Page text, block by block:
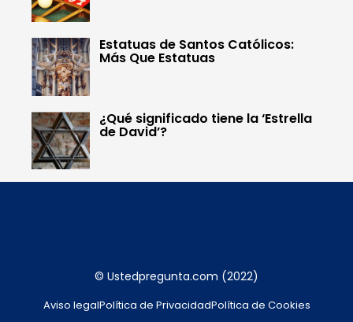
Estatuas de Santos Católicos:
Más Que Estatuas
¿Qué significado tiene la ‘Estrella
de David’?
© Ustedpregunta.com (2022)
Aviso legalPolítica de PrivacidadPolítica de Cookies